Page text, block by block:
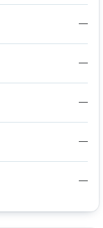
—
—
—
—
—